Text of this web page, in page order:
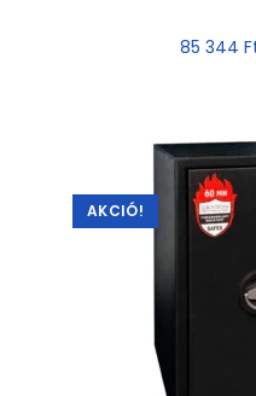
85 344
AKCIÓ!